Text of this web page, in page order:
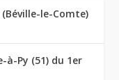
(Béville-le-Comte)
à-Py (51) du 1er